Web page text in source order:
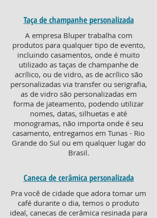
Taça de champanhe personalizada
A empresa Bluper trabalha com
produtos para qualquer tipo de evento,
incluindo casamentos, onde é muito
utilizado as taças de champanhe de
acrílico, ou de vidro, as de acrílico são
personalizadas via transfer ou serigrafia,
as de vidro são personalizadas em
forma de jateamento, podendo utilizar
nomes, datas, silhuetas e até
monogramas, não importa onde é seu
casamento, entregamos em Tunas - Rio
Grande do Sul ou em qualquer lugar do
Brasil.
Caneca de cerâmica personalizada
Pra você de cidade que adora tomar um
café durante o dia, temos o produto
ideal, canecas de cerâmica resinada para